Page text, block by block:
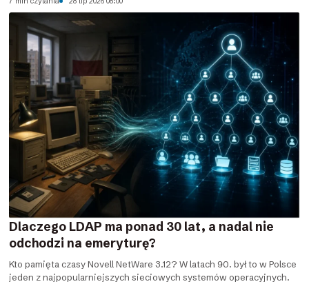
Dlaczego LDAP ma ponad 30 lat, a nadal nie
odchodzi na emeryturę?
Kto pamięta czasy Novell NetWare 3.12? W latach 90. był to w Polsce
jeden z najpopularniejszych sieciowych systemów operacyjnych.